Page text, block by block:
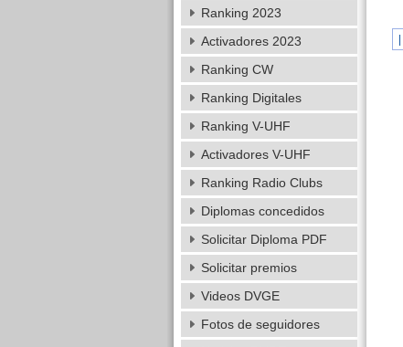
Ranking 2023
Activadores 2023
Ranking CW
Ranking Digitales
Ranking V-UHF
Activadores V-UHF
Ranking Radio Clubs
Diplomas concedidos
Solicitar Diploma PDF
Solicitar premios
Videos DVGE
Fotos de seguidores